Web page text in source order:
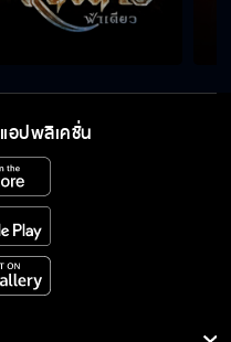
แอปพลิเคชั่น